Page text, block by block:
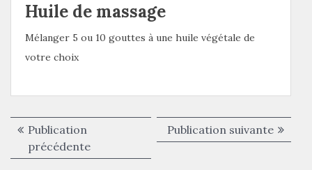
Huile de massage
Mélanger 5 ou 10 gouttes à une huile végétale de
votre choix
Navigation
de
Publication
précédentePublication
précédente :
Publication suivante